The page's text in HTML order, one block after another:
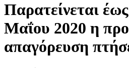
Παρατείνεται
Μαΐου 2020 η
απαγόρευση